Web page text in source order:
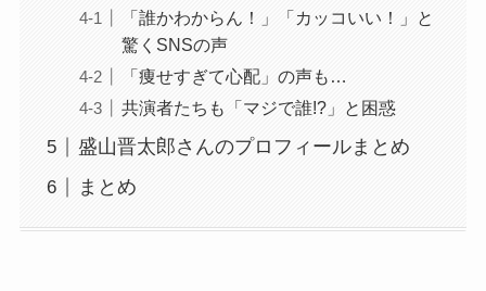
「誰かわからん！」「カッコいい！」と
驚くSNSの声
「痩せすぎて心配」の声も…
共演者たちも「マジで誰!?」と困惑
盛山晋太郎さんのプロフィールまとめ
まとめ